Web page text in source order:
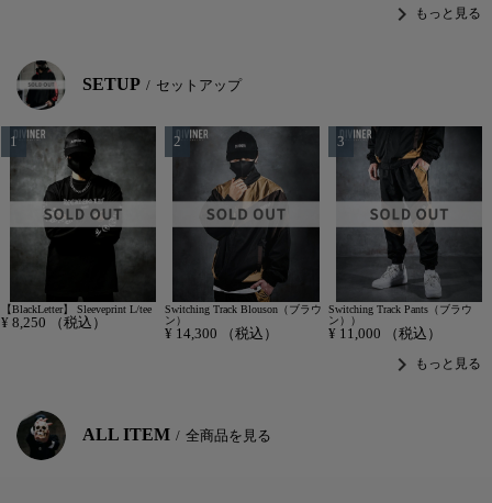
chevron_right もっと見る
SETUP セットアップ
【BlackLetter】 Sleeveprint L/tee
¥ 8,250 （税込）
Switching Track Blouson（ブラウ
ン）
¥ 14,300 （税込）
Switching Track Pants（ブラウ
ン））
¥ 11,000 （税込）
chevron_right もっと見る
ALL ITEM 全商品を見る